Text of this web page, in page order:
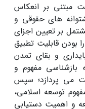
مبتنی بر انعکاس
های حقوقی و
بر تعیین اجزای
بودن قابلیت تطبیق
و بقای تمدن
بازشناسی مفهوم و
می پردازد؛ سپس
توسعه اسلامی،
و اهمیت دستیابی